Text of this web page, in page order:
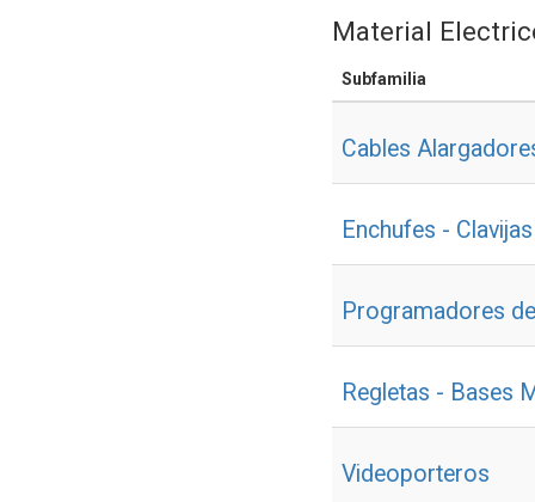
Material
Subfamilia
Cables
Enchufes -
Programadores
Regletas - Bases
Videoporteros